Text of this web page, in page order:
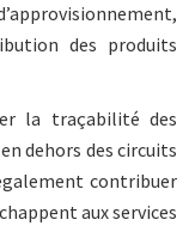
des produits
la traçabilité des
dehors des circuits
contribuer
aux services